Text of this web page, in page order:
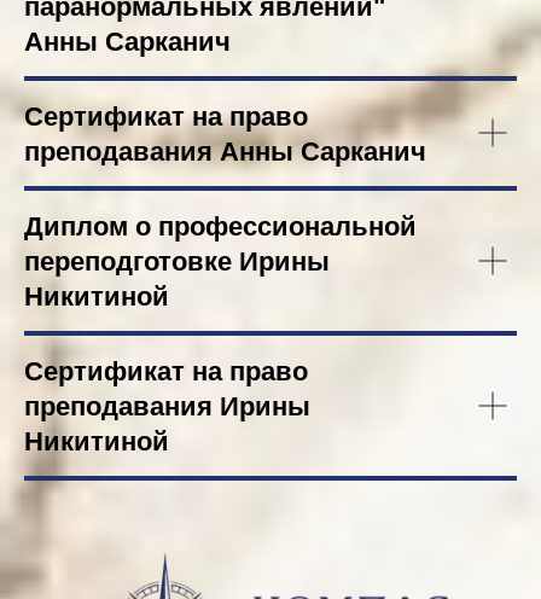
паранормальных явлений"
Анны Сарканич
Сертификат на право
преподавания Анны Сарканич
Диплом о профессиональной
переподготовке Ирины
Никитиной
Сертификат на право
преподавания Ирины
Никитиной